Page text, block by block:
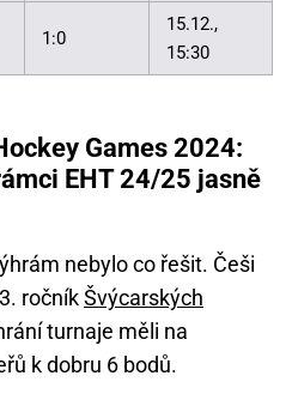
1:0
15.12.,
15:30
Games 2024:
EHT 24/25 jasně
nebylo co řešit. Češi
ročníkŠvýcarských
turnaje měli na
k dobru 6 bodů.